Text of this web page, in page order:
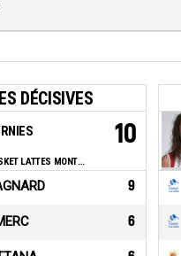
DÉCISIVES
BASKET LATTES MONTPELLIER MEDITERRANEE METROPOLE
10
9
6